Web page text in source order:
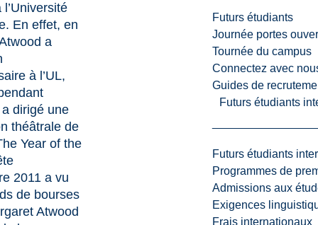
Futurs étudiants
Journée portes
Tournée du campus
Connectez avec
Guides de
Futurs étudiants
Futurs étudiants
Programmes de
Admissions aux
Exigences
Frais internationaux
En effet, en
a
à l’UL,
dirigé une
théâtrale de
Year of the
2011 a vu
de bourses
Atwood